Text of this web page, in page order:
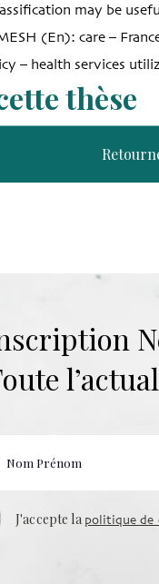
may be
(En): care –
– health services
thèse
J'accepte lapolitique de